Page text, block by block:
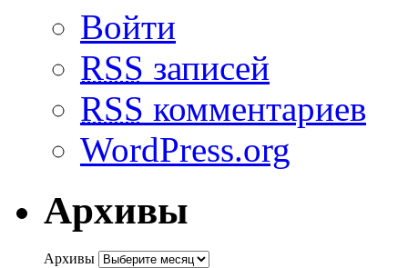
Войти
RSS записей
RSS комментариев
WordPress.org
Архивы
Архивы